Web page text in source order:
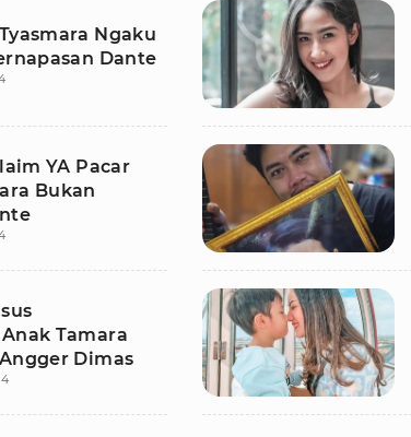
Ngaku
Dante
YA Pacar
Bukan
Tamara
Dimas